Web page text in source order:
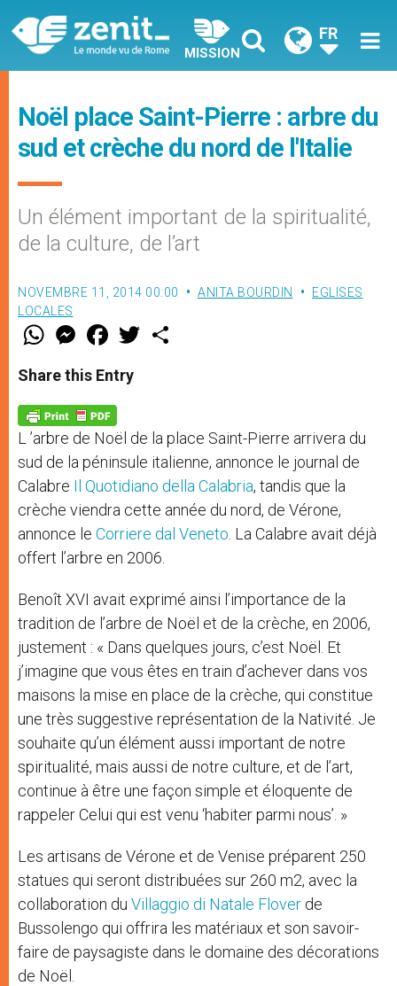
MISSION
FR
Noël place Saint-Pierre : arbre du
sud et crèche du nord de l'Italie
Un élément important de la spiritualité,
de la culture, de l’art
NOVEMBRE 11, 2014 00:00 ANITA BOURDIN
EGLISES
LOCALES
W
t
s
p
p
M
e
s
e
g
e
r
F
a
e
b
o
k
w
Share this Entry
L ’arbre de Noël de la place Saint-Pierre arrivera du
sud de la péninsule italienne, annonce le journal de
Calabre Il Quotidiano della Calabria, tandis que la
crèche viendra cette année du nord, de Vérone,
annonce le Corriere dal Veneto . La Calabre avait déjà
offert l’arbre en 2006.
Benoît XVI avait exprimé ainsi l’importance de la
tradition de l’arbre de Noël et de la crèche, en 2006,
justement : « Dans quelques jours, c’est Noël. Et
j’imagine que vous êtes en train d’achever dans vos
maisons la mise en place de la crèche, qui constitue
une très suggestive représentation de la Nativité. Je
souhaite qu’un élément aussi important de notre
spiritualité, mais aussi de notre culture, et de l’art,
continue à être une façon simple et éloquente de
rappeler Celui qui est venu ‘habiter parmi nous’. »
Les artisans de Vérone et de Venise préparent 250
statues qui seront distribuées sur 260 m2, avec la
collaboration du Villaggio di Natale Flover de
Bussolengo qui offrira les matériaux et son savoir-
faire de paysagiste dans le domaine des décorations
de Noël.